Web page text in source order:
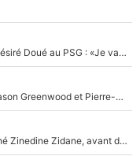
Le transfert de Maghnes Akliouche menace Désiré Doué au PSG : «Je valide à 200%»
«La porte est ouverte pour tout le monde» : Mason Greenwood et Pierre-Emerick Aubameyang ont quitté l'OM, Amine Gouiri balance sur la suite du mercato et sur la réaction du vestiaire !
«Ça pue du c*l» : Quand Yannick Noah a clashé Zinedine Zidane, avant de se faire recadrer par le nouveau sélectionneur de l'équipe de France !